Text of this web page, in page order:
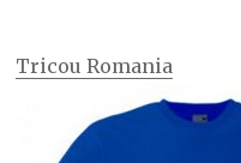
Tricou Romania